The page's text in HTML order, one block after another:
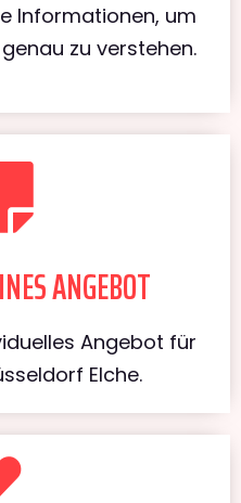
Informationen, um
zu verstehen.
ANGEBOT
Angebot für
Elche.